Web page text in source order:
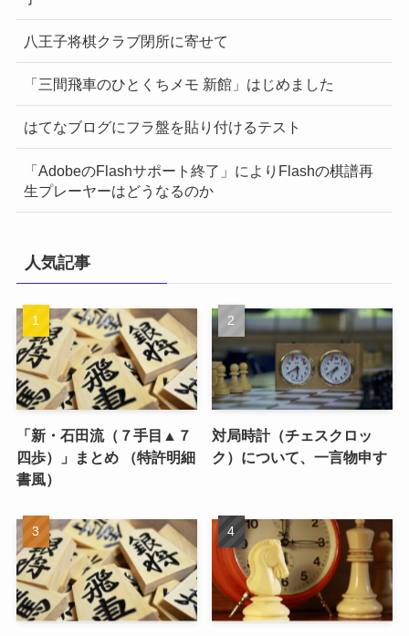
八王子将棋クラブ閉所に寄せて
「三間飛車のひとくちメモ 新館」はじめました
はてなブログにフラ盤を貼り付けるテスト
「AdobeのFlashサポート終了」によりFlashの棋譜再
生プレーヤーはどうなるのか
人気記事
「新・石田流（７手目▲７
四歩）」まとめ （特許明細
書風）
対局時計（チェスクロッ
ク）について、一言物申す